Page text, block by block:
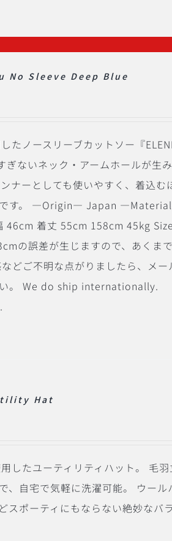
No Sleeve Deep Blue
たノースリーブカットソー『ELENI
ないネック・アームホールが生
ナーとしても使いやすく、着込む
。
―Origin― Japan
着丈 55cm 158cm 45kg
の誤差が生じますので、あくま
どご不明な点がりましたら、メー
い。 We do ship internationally.
Hat
したユーティリティハット。 毛羽
、自宅で気軽に洗濯可能。
ウール
スポーティにもならない絶妙なバ